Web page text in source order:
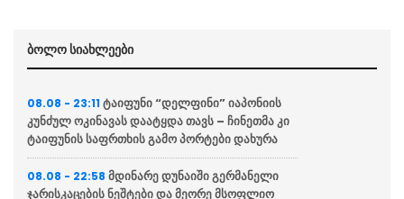
ბოლო სიახლეები
08.08 - 23:11 ტაიფუნი “დელფინი” იაპონიის
კუნძულ ოკინავას დაატყდა თავს – ჩინეთმა კი
ტაიფუნის საფრთხის გამო პორტები დახურა
08.08 - 22:58 მდინარე დუნაიში გერმანელი
ჯარისკაცების ნეშტები და მეორე მსოფლიო